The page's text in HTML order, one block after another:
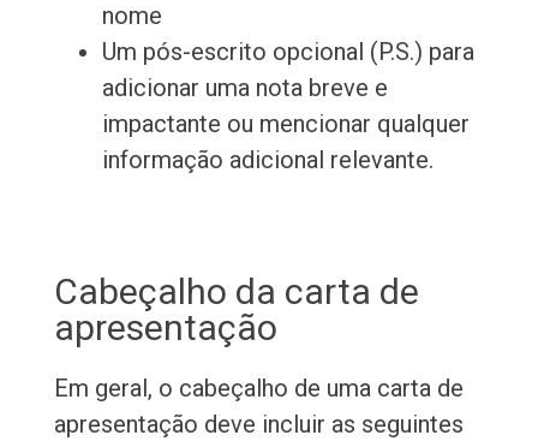
nome
Um pós-escrito opcional (P.S.) para
adicionar uma nota breve e
impactante ou mencionar qualquer
informação adicional relevante.
Cabeçalho da carta de
apresentação
Em geral, o cabeçalho de uma carta de
apresentação deve incluir as seguintes